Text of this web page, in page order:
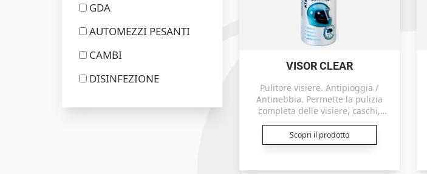
GDA
AUTOMEZZI PESANTI
CAMBI
DISINFEZIONE
VISOR CLEAR
Pulitore visiere. Antipioggia /
Antinebbia. Permette la pulizia
completa delle visiere, caschi,
cupolino.
Scopri il prodotto